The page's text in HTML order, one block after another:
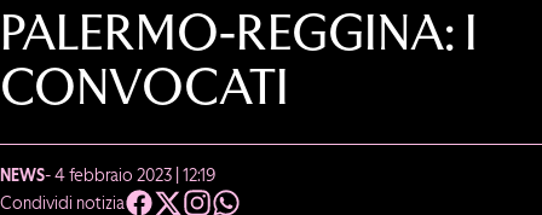
PALERMO-REGGINA: I
CONVOCATI
NEWS- 4 febbraio 2023 | 12:19
Condividi notizia